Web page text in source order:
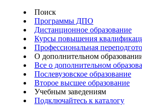
Поиск
Программы ДПО
Дистанционное образование
Курсы повышения
Профессиональная
О дополнительном
Все о дополнительном
Послевузовское образование
Второе высшее образование
Учебным заведениям
Подключайтесь к каталогу